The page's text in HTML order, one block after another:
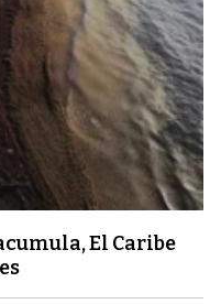
El Caribe